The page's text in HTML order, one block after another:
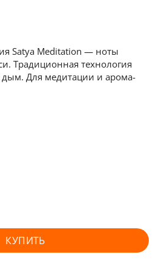
Satya Meditation — ноты
Традиционная технология
дым. Для медитации и арома-
КУПИТЬ